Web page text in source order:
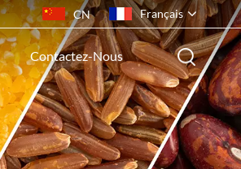
CN Français
English
français
русский
Contactez-Nous